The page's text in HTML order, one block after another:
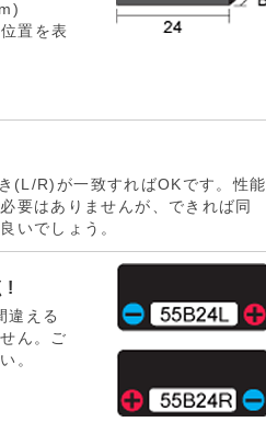
置を表
(L/R)が一致すればOKです。性能
要はありませんが、できれば同
いでしょう。
!
違える
ん。ご
。